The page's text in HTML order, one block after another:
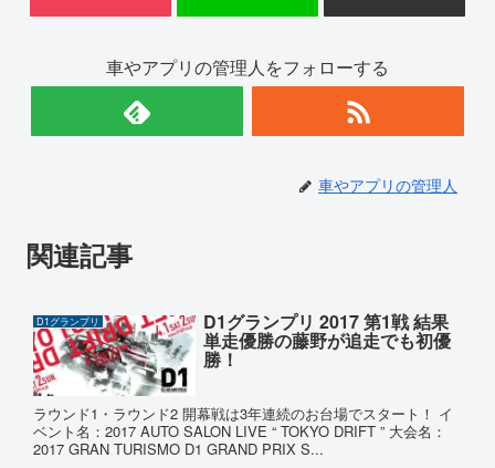
車やアプリの管理人をフォローする
車やアプリの管理人
関連記事
D1グランプリ D1グランプリ 2017 第1戦 結果
単走優勝の藤野が追走でも初優
勝！
ラウンド1・ラウンド2 開幕戦は3年連続のお台場でスタート！ イ
ベント名：2017 AUTO SALON LIVE “ TOKYO DRIFT ” 大会名：
2017 GRAN TURISMO D1 GRAND PRIX S...